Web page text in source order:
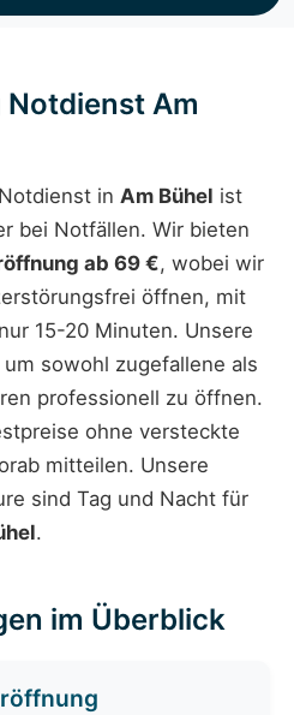
Am
in Am Bühel ist
bei Notfällen. Wir bieten
ab 69 €, wobei wir
öffnen, mit
15-20 Minuten. Unsere
sowohl zugefallene als
professionell zu öffnen.
ohne versteckte
mitteilen. Unsere
sind Tag und Nacht für
.
im Überblick